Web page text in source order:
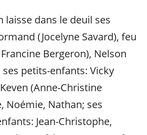
laisse dans le deuil ses
(Jocelyne Savard), feu
Bergeron), Nelson
ses petits-enfants: Vicky
(Anne-Christine
Noémie, Nathan; ses
Jean-Christophe,